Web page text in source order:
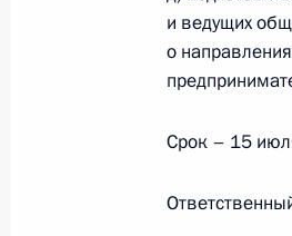
средств
20 декабря
Перечень
и ведущих
о
Срок – 15